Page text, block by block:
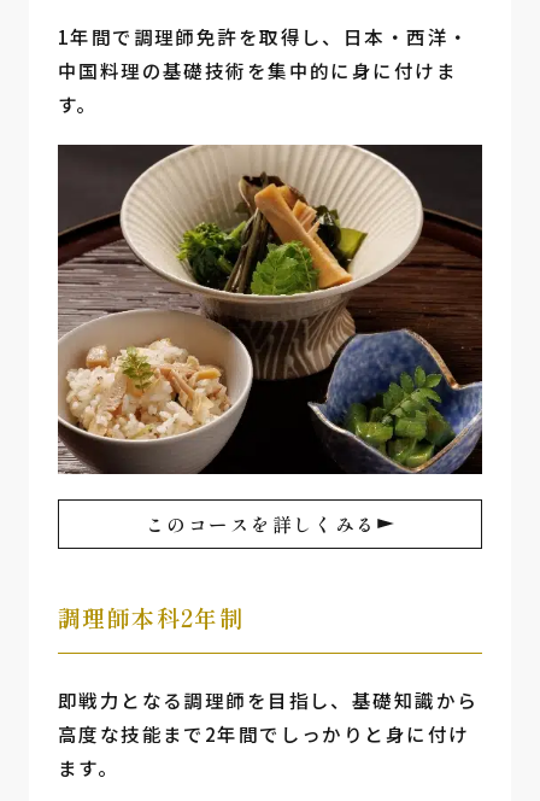
1年間で調理師免許を取得し、日本・西洋・
中国料理の基礎技術を集中的に身に付けま
す。
このコースを詳しくみる
調理師本科2年制
即戦力となる調理師を目指し、基礎知識から
高度な技能まで2年間でしっかりと身に付け
ます。